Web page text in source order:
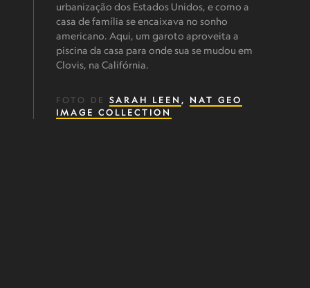
urbanização dos Estados Unidos, e como a
casa de família se encaixava no sonho
americano. Aqui, um garoto aproveita a
piscina da casa para onde sua se mudou em
Clovis, na Califórnia.
FOTO DE SARAH LEEN , NAT GEO
IMAGE COLLECTION